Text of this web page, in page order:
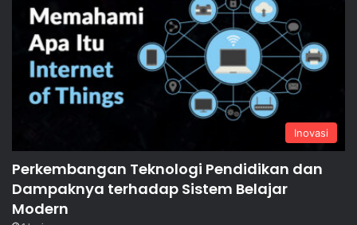
Inovasi
Perkembangan Teknologi Pendidikan dan
Dampaknya terhadap Sistem Belajar
Modern